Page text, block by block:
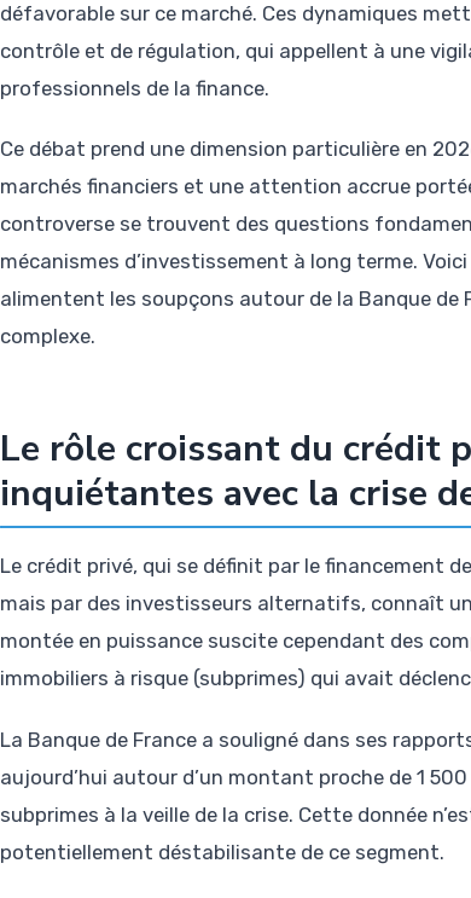
défavorable sur ce marché. Ces dynamiques
contrôle et de régulation, qui appellent à une
professionnels de la finance.
Ce débat prend une dimension particulière en
marchés financiers et une attention accrue
controverse se trouvent des questions
mécanismes d’investissement à long terme.
alimentent les soupçons autour de la Banque
complexe.
Le rôle croissant du crédit
inquiétantes avec la crise
Le crédit privé, qui se définit par le financement
mais par des investisseurs alternatifs, connaît
montée en puissance suscite cependant des
immobiliers à risque (subprimes) qui avait
La Banque de France a souligné dans ses
aujourd’hui autour d’un montant proche de 1
subprimes à la veille de la crise. Cette donnée
potentiellement déstabilisante de ce segment.